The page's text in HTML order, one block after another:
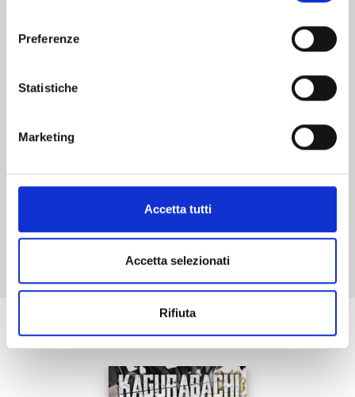
Preferenze
Statistiche
Marketing
Accetta tutti
Accetta selezionati
Rifiuta
DETECTIVE CONAN NEW EDITION n. 50
Mostra tutto
Se ti è piaciuto prova anche: